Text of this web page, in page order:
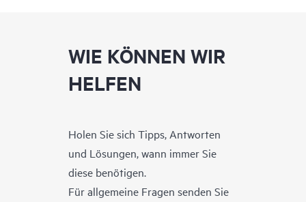
WIE KÖNNEN WIR
HELFEN
Holen Sie sich Tipps, Antworten
und Lösungen, wann immer Sie
diese benötigen.
Für allgemeine Fragen senden Sie